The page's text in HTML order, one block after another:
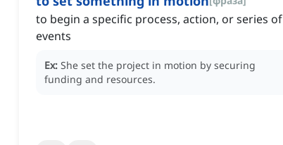
to begin a specific process, action, or series of
events
Ex: She set the project in motion by securing
funding and resources.